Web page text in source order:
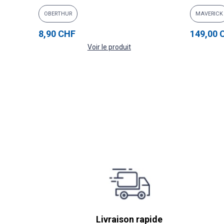
OBERTHUR
8,90 CHF
Voir le produit
MAVERICK
149,00
Livraison rapide